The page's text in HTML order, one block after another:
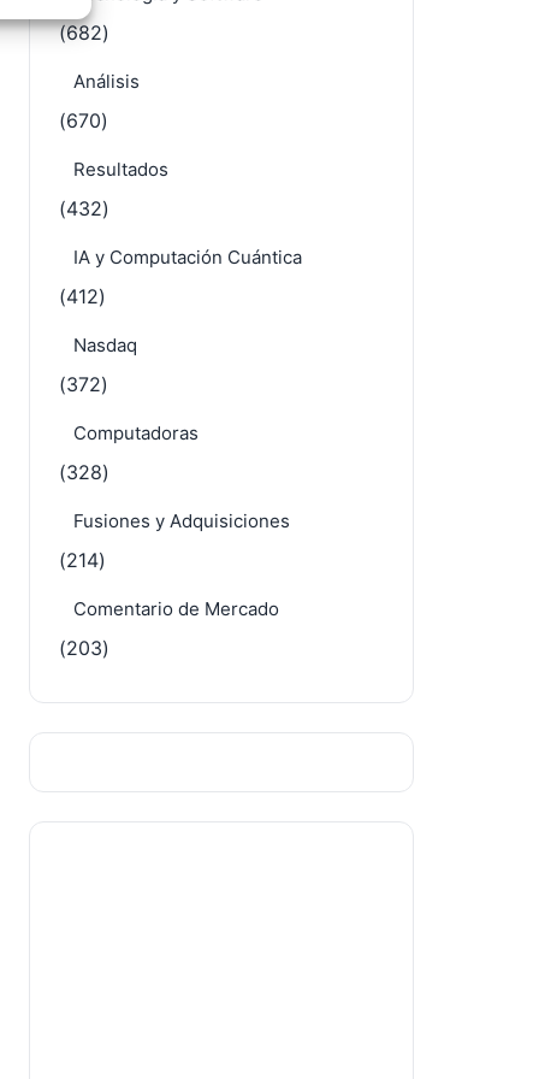
activo (4.118)
Tecnología y Software
(682)
Análisis
(670)
Resultados
(432)
IA y Computación Cuántica
(412)
Nasdaq
(372)
Computadoras
(328)
Fusiones y Adquisiciones
(214)
(203)